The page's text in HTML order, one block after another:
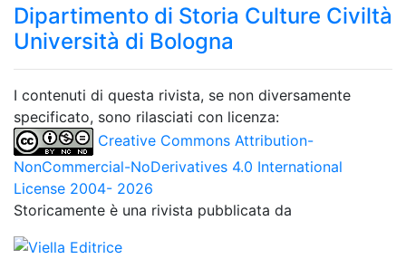
Dipartimento di Storia Culture Civiltà
Università di Bologna
I contenuti di questa rivista, se non diversamente
specificato, sono rilasciati con licenza:
Creative Commons Attribution-
NonCommercial-NoDerivatives 4.0 International
License 2004- 2026
Storicamente è una rivista pubblicata da